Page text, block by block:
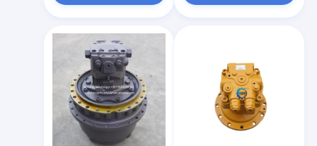
فیلم های
دربارهی ما